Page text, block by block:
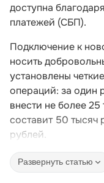
доступна
платежей (СБП).
Подключение к
носить
установлены
операций: за один
внести не более
составит 50
рублей.
Развернуть статью